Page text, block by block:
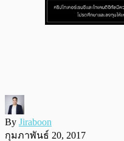
By Jiraboon
กุมภาพันธ์ 20, 2017